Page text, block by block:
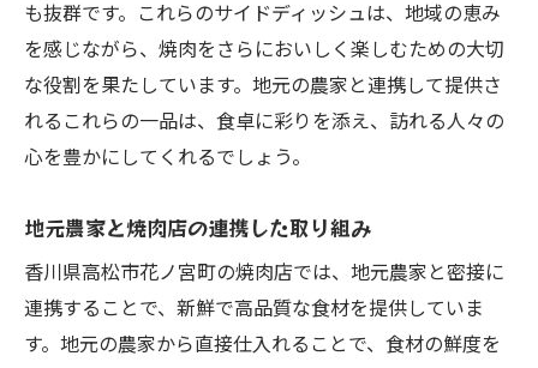
も抜群です。これらのサイドディッシュは、地域の恵み
を感じながら、焼肉をさらにおいしく楽しむための大切
な役割を果たしています。地元の農家と連携して提供さ
れるこれらの一品は、食卓に彩りを添え、訪れる人々の
心を豊かにしてくれるでしょう。
地元農家と焼肉店の連携した取り組み
香川県高松市花ノ宮町の焼肉店では、地元農家と密接に
連携することで、新鮮で高品質な食材を提供していま
す。地元の農家から直接仕入れることで、食材の鮮度を